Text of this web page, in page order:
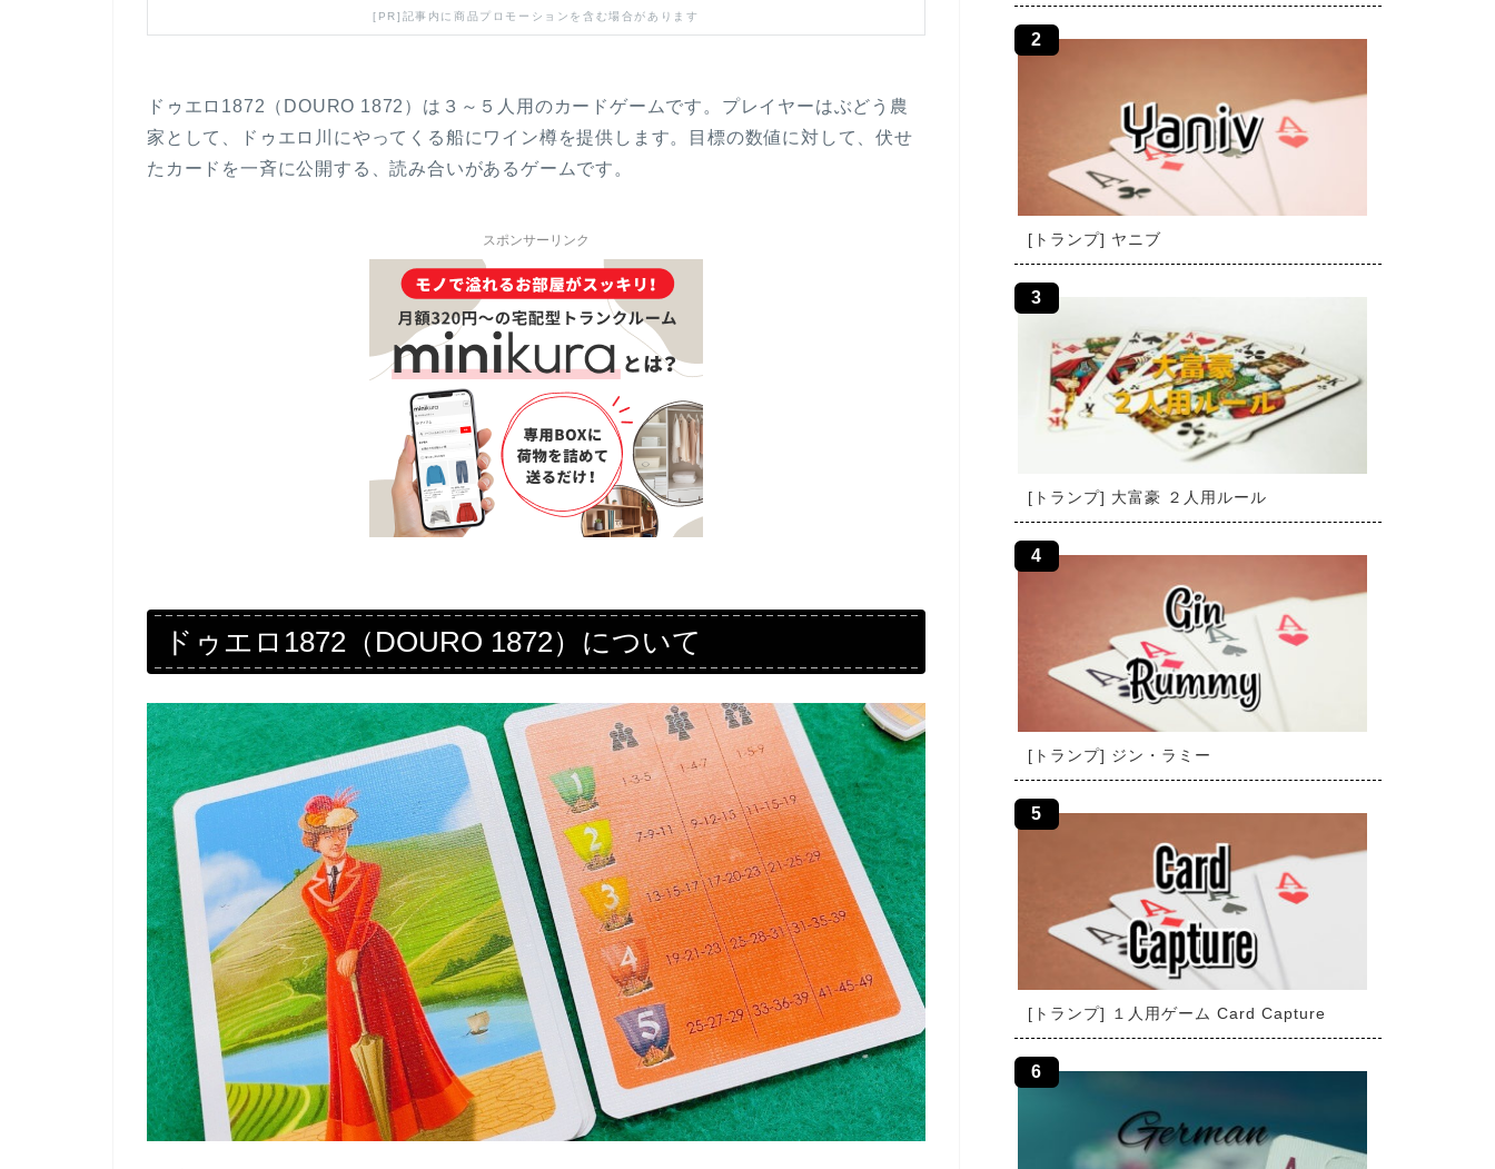
[PR]記事内に商品プロモーションを含む場合があります
ドゥエロ1872（DOURO 1872）は３～５人用のカードゲームです。プレイヤーはぶどう農
家として、ドゥエロ川にやってくる船にワイン樽を提供します。目標の数値に対して、伏せ
たカードを一斉に公開する、読み合いがあるゲームです。
スポンサーリンク
ドゥエロ1872（DOURO 1872）について
[トランプ] ヤニブ
[トランプ] 大富豪 ２人用ルール
[トランプ] ジン・ラミー
[トランプ] １人用ゲーム Card Capture